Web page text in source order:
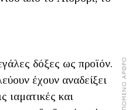
ΕΠΟΜΕΝΟ ΑΡΘΡΟ
δόξες ως προϊόν.
έχουν αναδείξει
ιαματικές και